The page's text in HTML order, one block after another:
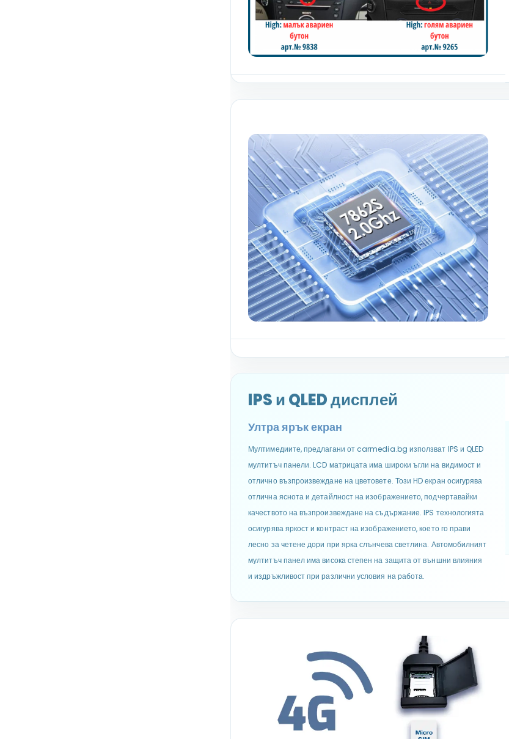
IPS и QLED дисплей
Ултра ярък екран
Мултимедиите, предлагани от carmedia.bg използват IPS и QLED
мултитъч панели. LCD матрицата има широки ъгли на видимост и
отлично възпроизвеждане на цветовете. Този HD екран осигурява
отлична яснота и детайлност на изображението, подчертавайки
качеството на възпроизвеждане на съдържание. IPS технологията
осигурява яркост и контраст на изображението, което го прави
лесно за четене дори при ярка слънчева светлина. Автомобилният
мултитъч панел има висока степен на защита от външни влияния
и издръжливост при различни условия на работа.